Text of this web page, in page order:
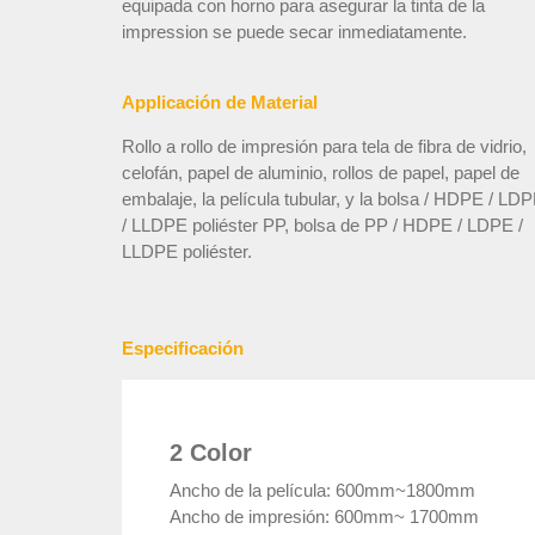
equipada con horno para asegurar la tinta de la
impression se puede secar inmediatamente.
Applicación de Material
Rollo a rollo de impresión para tela de fibra de vidrio,
celofán, papel de aluminio, rollos de papel, papel de
embalaje, la película tubular, y la bolsa / HDPE /
/ LLDPE poliéster PP, bolsa de PP / HDPE / LDPE /
LLDPE poliéster.
Especificación
2 Color
Ancho de la película: 600mm~1800mm
Ancho de impresión: 600mm~ 1700mm